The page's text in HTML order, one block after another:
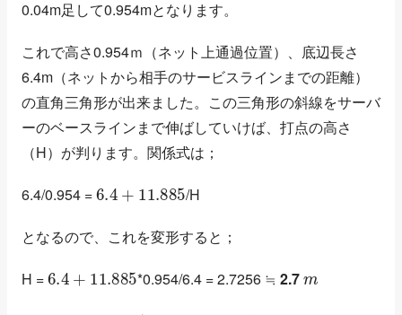
0.04m足して0.954mとなります。
これで高さ0.954ｍ（ネット上通過位置）、底辺長さ
6.4m（ネットから相手のサービスラインまでの距離）
の直角三角形が出来ました。この三角形の斜線をサーバ
ーのベースラインまで伸ばしていけば、打点の高さ
（H）が判ります。関係式は；
6.4/0.954 = /H
となるので、これを変形すると；
H = *0.954/6.4 = 2.7256 ≒ 2.7